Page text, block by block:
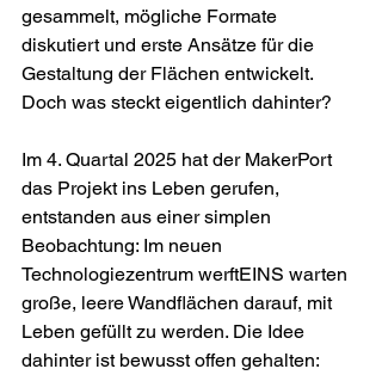
gesammelt, mögliche Formate
diskutiert und erste Ansätze für die
Gestaltung der Flächen entwickelt.
Doch was steckt eigentlich dahinter?
Im 4. Quartal 2025 hat der MakerPort
das Projekt ins Leben gerufen,
entstanden aus einer simplen
Beobachtung: Im neuen
Technologiezentrum werftEINS warten
große, leere Wandflächen darauf, mit
Leben gefüllt zu werden. Die Idee
dahinter ist bewusst offen gehalten: